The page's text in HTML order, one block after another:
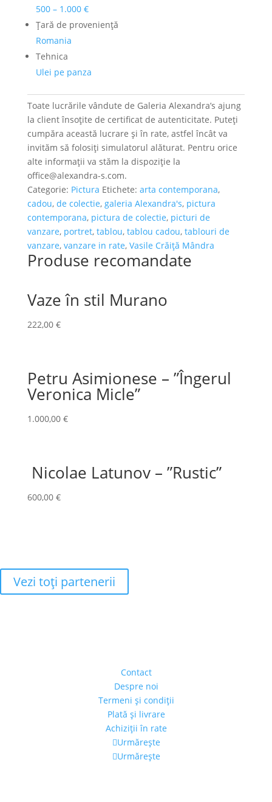
500 – 1.000 €
Ţară de provenienţă
Romania
Tehnica
Ulei pe panza
Toate lucrările vândute de Galeria Alexandra’s ajung
la client însoțite de certificat de autenticitate. Puteți
cumpăra această lucrare și în rate, astfel încât va
invităm să folosiți simulatorul alăturat. Pentru orice
alte informații va stăm la dispoziție la
office@alexandra-s.com.
Categorie: Pictura Etichete: arta contemporana,
cadou, de colectie, galeria Alexandra's, pictura
contemporana, pictura de colectie, picturi de
vanzare, portret, tablou, tablou cadou, tablouri de
vanzare, vanzare in rate, Vasile Crăiță Mândra
Produse recomandate
Vaze în stil Murano
222,00 €
Petru Asimionese – ”Îngerul
Veronica Micle”
1.000,00 €
Nicolae Latunov – ”Rustic”
600,00 €
Vezi toţi partenerii
Contact
Despre noi
Termeni şi condiţii
Plată şi livrare
Achiziţii în rate
Urmărește
Urmărește